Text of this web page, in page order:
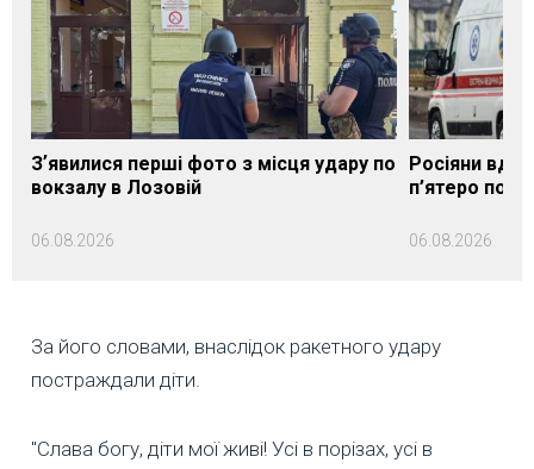
Зʼявилися перші фото з місця удару по
вокзалу в Лозовій
06.08.2026
Росіяни
п’ятеро
06.08.2026
За його словами, внаслідок ракетного удару
постраждали діти.
"Слава богу, діти мої живі! Усі в порізах, усі в